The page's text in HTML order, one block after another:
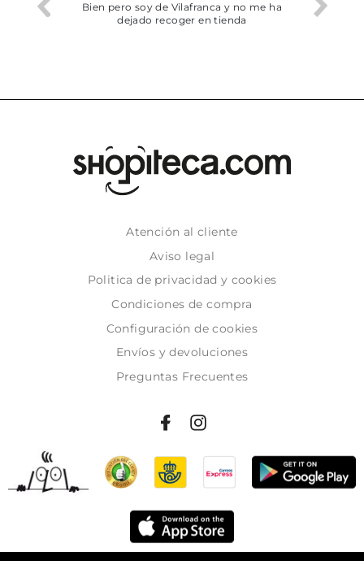
trobat
Bien pero soy de Vilafranca y no me ha
dejado recoger en tienda
Atención al cliente
Aviso legal
Politica de privacidad y cookies
Condiciones de compra
Configuración de cookies
Envíos y devoluciones
Preguntas Frecuentes